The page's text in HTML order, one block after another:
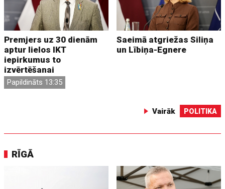
Premjers uz 30 dienām
aptur lielos IKT
iepirkumus to
izvērtēšanai
Papildināts 13:35
Saeimā atgriežas Siliņa
un Lībiņa-Egnere
Vairāk POLITIKA
RĪGĀ